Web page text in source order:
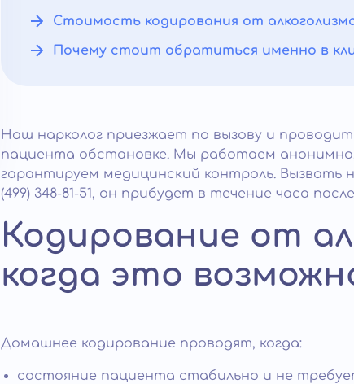
Стоимость кодирования от
Почему стоит обратиться именно в
Наш нарколог приезжает по вызову и
пациента обстановке. Мы работаем
гарантируем медицинский контроль. Вызвать
(499) 348-81-51, он прибудет в течение часа
Кодирование от
когда это
Домашнее кодирование проводят, когда:
состояние пациента стабильно и не